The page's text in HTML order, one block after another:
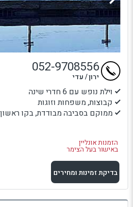
וילת נופש עם 6 חדרי שינה
קבוצות, משפחות וזוגות
ממוקם בסביבה מבודדת, בקו
הזמנות אונליין
באישור בעל הצימר
052-9708556
ירון / עדי
בדיקת זמינות ומחירים
למתחם זה